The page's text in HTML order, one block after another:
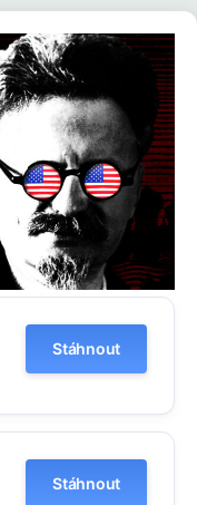
Stáhnout
Stáhnout